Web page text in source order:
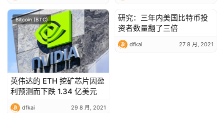
Bitcoin (BTC)
英伟达的 ETH 挖矿芯片因盈
利预测而下跌 1.34 亿美元
dfkai 29 8 月, 2021
Bitcoin (BTC)
研究：三年内美国比特币投
资者数量翻了三倍
dfkai 27 8 月, 2021